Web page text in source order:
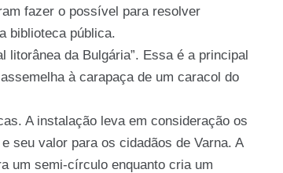
fazer o possível para resolver
biblioteca pública.
litorânea da Bulgária”. Essa é a principal
à carapaça de um caracol do
A instalação leva em consideração os
seu valor para os cidadãos de Varna. A
um semi-círculo enquanto cria um